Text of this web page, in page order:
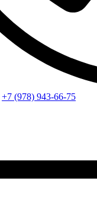
+7 (978) 943-66-75